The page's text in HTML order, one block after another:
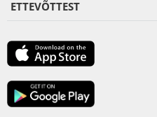
ETTEVÕTTEST